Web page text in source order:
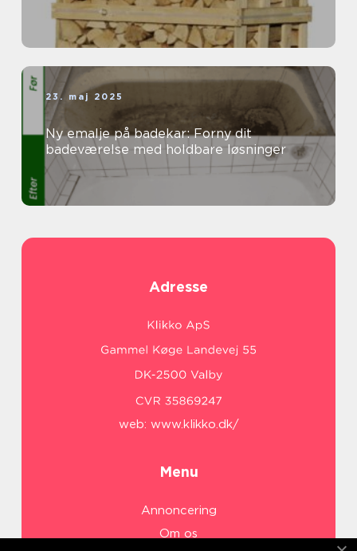
23. maj 2025
Ny emalje på badekar: Forny dit
badeværelse med holdbare løsninger
Adresse
web: www.klikko.dk/
Menu
Annoncering
Om os